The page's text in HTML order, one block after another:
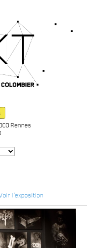
Rennes
l'exposition